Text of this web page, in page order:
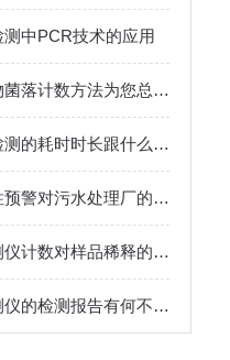
中PCR技术的应用
多样的微生物菌落计数方法为您总结！
冷却循环水检测的耗时时长跟什么有关？
工业废水毒性预警对污水处理厂的帮助
菌落总数检测仪计数对样品稀释的介绍
菌落总数检测仪的检测报告有何不容忽视之处？